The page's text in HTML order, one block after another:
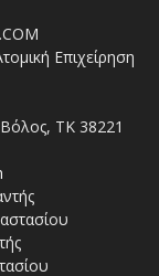
Επιχείρηση
ΤΚ 38221